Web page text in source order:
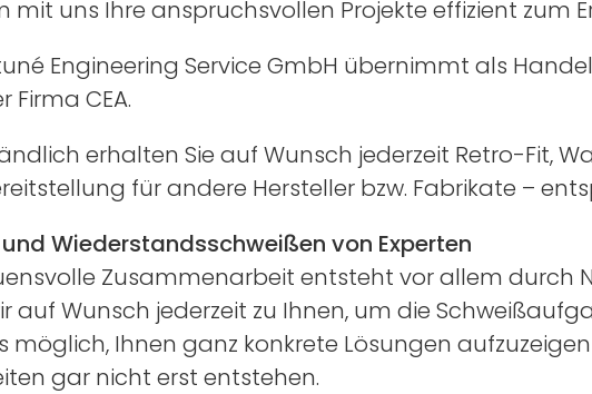
mit uns Ihre anspruchsvollen Projekte effizient zum
Engineering Service GmbH übernimmt als
Firma CEA.
erhalten Sie auf Wunsch jederzeit Retro-Fit,
für andere Hersteller bzw. Fabrikate –
Wiederstandsschweißen von Experten
Zusammenarbeit entsteht vor allem durch
auf Wunsch jederzeit zu Ihnen, um die
möglich, Ihnen ganz konkrete Lösungen
gar nicht erst entstehen.